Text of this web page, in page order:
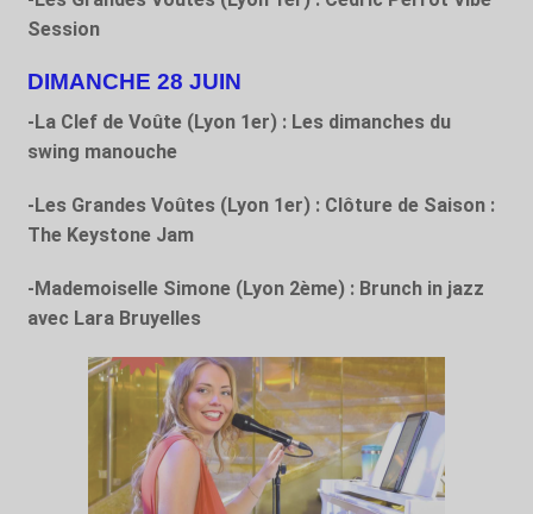
Session
DIMANCHE 28 JUIN
-La Clef de Voûte (Lyon 1er) : Les dimanches du
swing manouche
-Les Grandes Voûtes (Lyon 1er) : Clôture de Saison :
The Keystone Jam
-Mademoiselle Simone (Lyon 2ème) : Brunch in jazz
avec Lara Bruyelles